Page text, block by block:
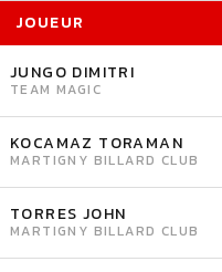
JOUEUR
JUNGO DIMITRI
TEAM MAGIC
KOCAMAZ TORAMAN
MARTIGNY BILLARD CLUB
TORRES JOHN
MARTIGNY BILLARD CLUB